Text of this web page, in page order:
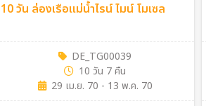
10 วัน ล่องเรือแม่น้ำไรน์ ไมน์ โมเซล
DE_TG00039
10 วัน 7 คืน
29 เม.ย. 70 - 13 พ.ค. 70